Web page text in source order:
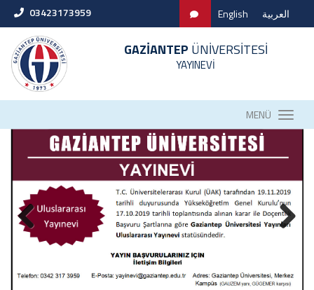
03423173959 English العربية
GAZİANTEP ÜNİVERSİTESİ
YAYINEVİ
MENÜ